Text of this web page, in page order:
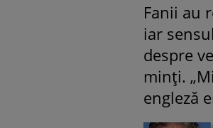
Fanii au
iar
despre
minți.
engleză